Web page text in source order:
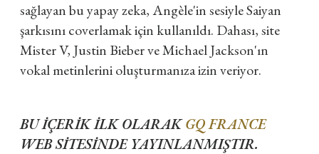
sağlayan bu yapay zeka, Angèle'in sesiyle Saiyan
şarkısını coverlamak için kullanıldı. Dahası, site
Mister V, Justin Bieber ve Michael Jackson'ın
vokal metinlerini oluşturmanıza izin veriyor.
BU İÇERİK İLK OLARAKGQ FRANCE
WEB SİTESİNDE YAYINLANMIŞTIR.